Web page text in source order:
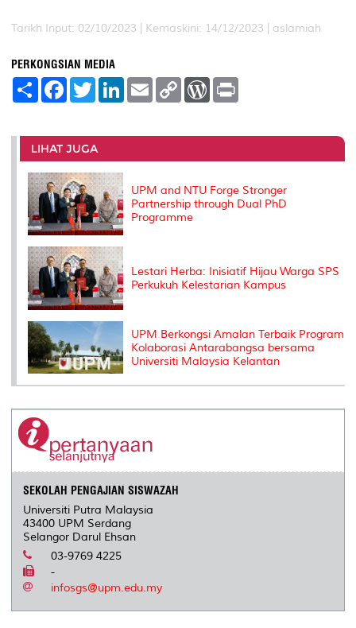
Tarikh Input: 02/10/2023 | Kemaskini: 14/12/2023 | aslamiah
PERKONGSIAN MEDIA
S
e
F
a
b
o
o
k
T
w
t
e
r
L
e
I
E
m
l
C
L
n
W
P
e
s
t
LIHAT JUGA
UPM and NTU Forge Stronger
Partnership through Dual PhD
Programme
Lestari Herba: Inisiatif Hijau Warga SPS
Perkukuh Kelestarian Kampus
UPM Berkongsi Amalan Terbaik Program
Kolaborasi Antarabangsa bersama
Universiti Malaysia Kelantan
SEKOLAH PENGAJIAN SISWAZAH
Universiti Putra Malaysia
43400 UPM Serdang
Selangor Darul Ehsan
03-9769 4225
-
infosgs@upm.edu.my